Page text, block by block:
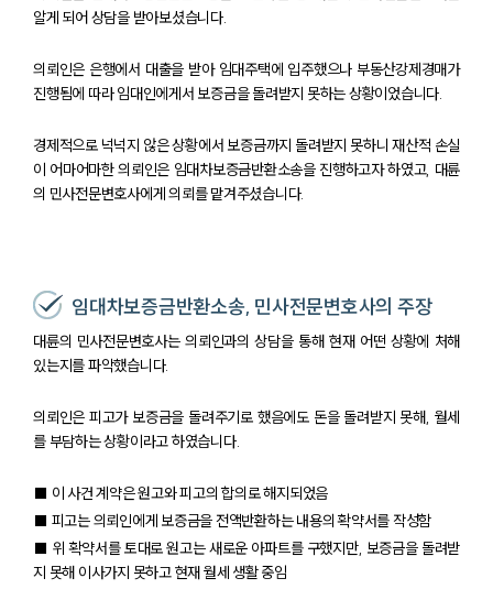
팀소개
대륜의 강점
오시는 길
글로벌 파트너 로펌
알게 되어 상담을 받아보셨습니다.
의뢰인은 은행에서 대출을 받아 임대주택에 입주했으나 부동산강제경매가
진행됨에 따라 임대인에게서 보증금을 돌려받지 못하는 상황이었습니다.
경제적으로 넉넉지 않은 상황에서 보증금까지 돌려받지 못하니 재산적 손실
이 어마어마한 의뢰인은 임대차보증금반환소송을 진행하고자 하였고, 대륜
의 민사전문변호사에게 의뢰를 맡겨주셨습니다.
임대차보증금반환소송, 민사전문변호사의 주장
대륜의 민사전문변호사는 의뢰인과의 상담을 통해 현재 어떤 상황에 처해
있는지를 파악했습니다.
의뢰인은 피고가 보증금을 돌려주기로 했음에도 돈을 돌려받지 못해, 월세
를 부담하는 상황이라고 하였습니다.
■ 이 사건 계약은 원고와 피고의 합의로 해지되었음
■ 피고는 의뢰인에게 보증금을 전액반환하는 내용의 확약서를 작성함
■ 위 확약서를 토대로 원고는 새로운 아파트를 구했지만, 보증금을 돌려받
지 못해 이사가지 못하고 현재 월세 생활 중임